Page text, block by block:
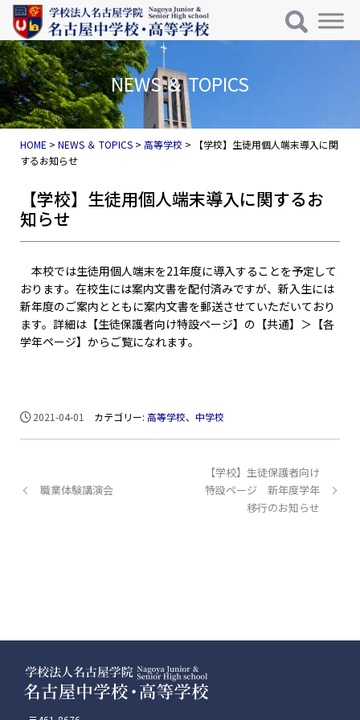
コンテンツへスキップ
メインナビゲーション
NEWS ＆ TOPICS
HOME >NEWS ＆ TOPICS >高等学校 >
【学校】生徒用個人端末導入に関
するお知らせ
【学校】生徒用個人端末導入に関するお
知らせ
本校では生徒用個人端末を21年度に導入することを予定して
おります。在校生には案内文書を配付済みですが、新入生には
新年度のご案内とともに案内文書を郵送させていただいており
ます。詳細は【生徒保護者向け特設ページ】の【共通】＞【各
学年ページ】からご覧になれます。
2021-04-01 カテゴリー:高等学校、中学校
職業体験講演会
【学校】生徒保護者向け
特設ページ 新年度学年
移行のお知らせ